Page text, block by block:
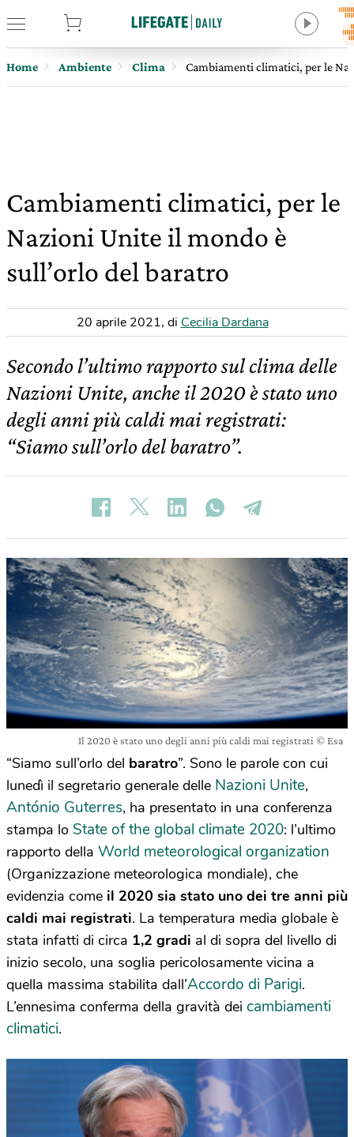
Home Ambiente Clima Cambiamenti climatici, per le
Cambiamenti climatici, per le
Nazioni Unite il mondo è
sull’orlo del baratro
20 aprile 2021, di Cecilia Dardana
Secondo l’ultimo rapporto sul clima delle
Nazioni Unite, anche il 2020 è stato uno
degli anni più caldi mai registrati:
“Siamo sull’orlo del baratro”.
Il 2020 è stato uno degli anni più caldi mai registrati © Esa
“Siamo sull’orlo del baratro”. Sono le parole con cui
lunedì il segretario generale delle Nazioni Unite,
António Guterres, ha presentato in una conferenza
stampa lo State of the global climate 2020: l’ultimo
rapporto della World meteorological organization
(Organizzazione meteorologica mondiale), che
evidenzia come il 2020 sia stato uno dei tre anni più
caldi mai registrati. La temperatura media globale è
stata infatti di circa 1,2 gradi al di sopra del livello di
inizio secolo, una soglia pericolosamente vicina a
quella massima stabilita dall’Accordo di Parigi.
L’ennesima conferma della gravità dei cambiamenti
climatici.